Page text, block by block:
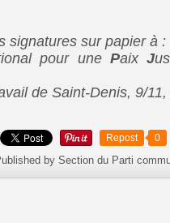
signatures sur papier à :
pour une Paix J
de Saint-Denis, 9/
Repost 0
by Section du Parti